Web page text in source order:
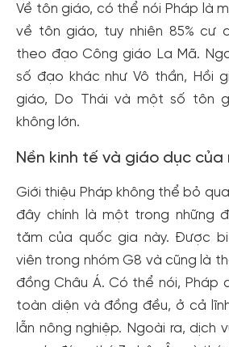
Về tôn giáo, có thể nói Pháp là
về tôn giáo, tuy nhiên 85% cư
theo đạo Công giáo La Mã.
số đạo khác như Vô thần, Hồi
giáo, Do Thái và một số tôn
không lớn.
Nền kinh tế và giáo dục của
Giới thiệu Pháp không thể bỏ
đây chính là một trong những
tăm của quốc gia này. Được
viên trong nhóm G8 và cũng là
đồng Châu Á. Có thể nói, Pháp
toàn diện và đồng đều, ở cả
lẫn nông nghiệp. Ngoài ra, dịch